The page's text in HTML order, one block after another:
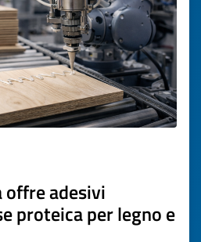
offre adesivi
proteica per legno e